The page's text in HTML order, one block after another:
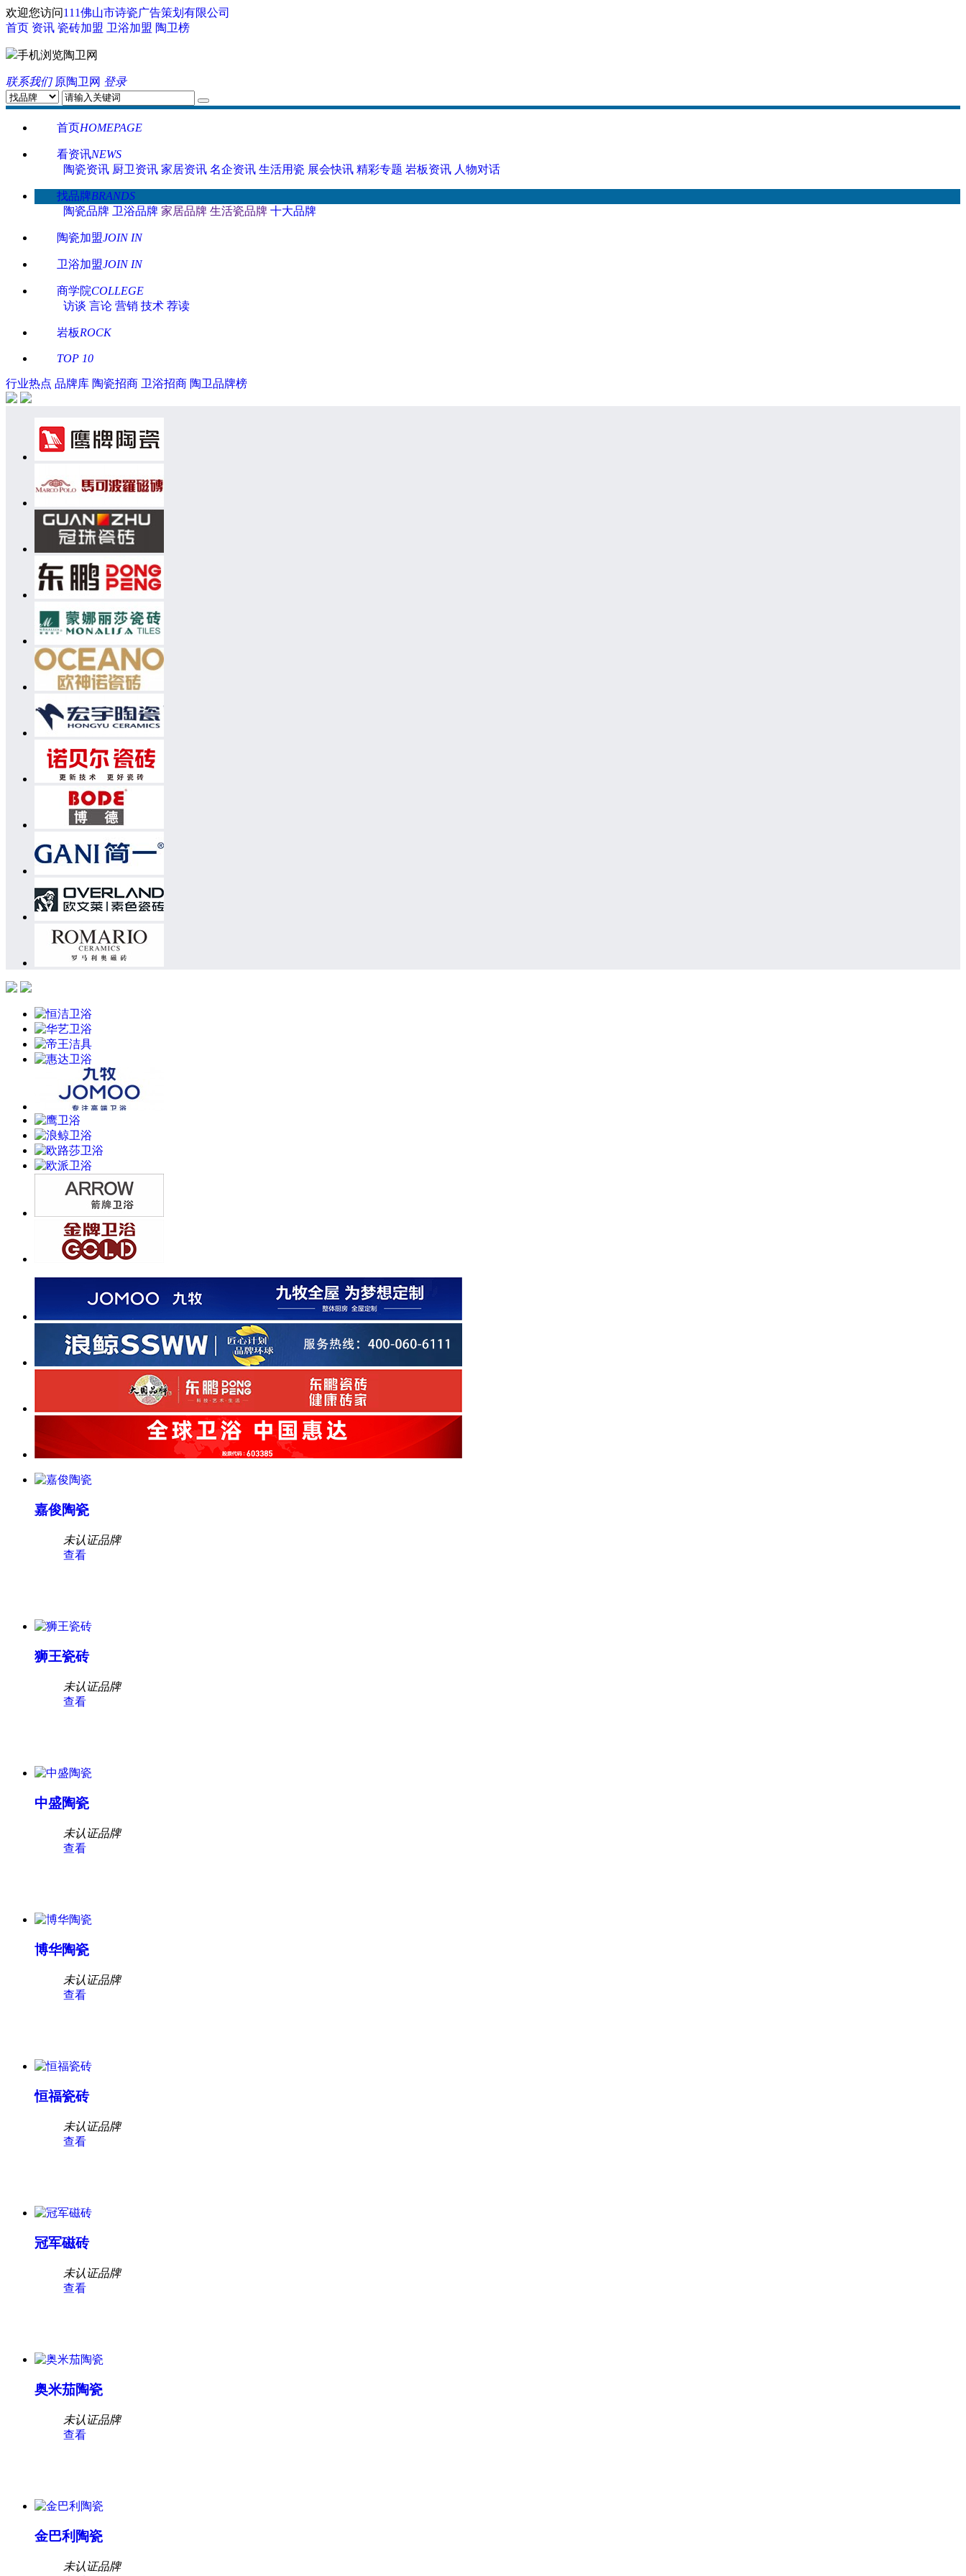
欢迎您访问111佛山市诗瓷广告策划有限公司
首页 资讯 瓷砖加盟 卫浴加盟 陶卫榜
手机浏览陶卫网
联系我们 原陶卫网 登录
首页HOMEPAGE
看资讯NEWS
陶瓷资讯 厨卫资讯 家居资讯 名企资讯 生活用瓷 展会快讯 精彩专题 岩板资讯 人物对话
找品牌BRANDS
陶瓷品牌 卫浴品牌 家居品牌 生活瓷品牌 十大品牌
陶瓷加盟JOIN IN
卫浴加盟JOIN IN
商学院COLLEGE
访谈 言论 营销 技术 荐读
岩板ROCK
TOP 10
行业热点 品牌库 陶瓷招商 卫浴招商 陶卫品牌榜
嘉俊陶瓷
未认证品牌
查看
狮王瓷砖
未认证品牌
查看
中盛陶瓷
未认证品牌
查看
博华陶瓷
未认证品牌
查看
恒福瓷砖
未认证品牌
查看
冠军磁砖
未认证品牌
查看
奥米茄陶瓷
未认证品牌
查看
金巴利陶瓷
未认证品牌